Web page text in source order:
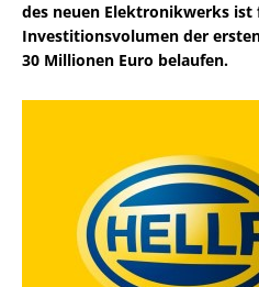
des neuen Elektronikwerks ist
Investitionsvolumen der
30 Millionen Euro belaufen.